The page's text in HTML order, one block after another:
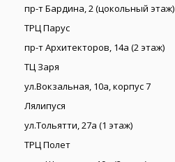
пр-т Бардина, 2 (цокольный этаж)
ТРЦ Парус
пр-т Архитекторов, 14а (2 этаж)
ТЦ Заря
ул.Вокзальная, 10а, корпус 7
Лялипуся
ул.Тольятти, 27а (1 этаж)
ТРЦ Полет